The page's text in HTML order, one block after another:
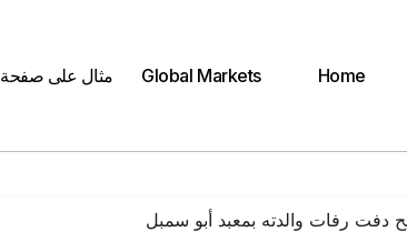
Home
Global Markets مثال على صفحة
دفت رفات والدته بمعبد أبو سمبل